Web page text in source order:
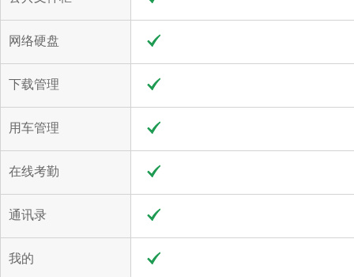
网络硬盘
下载管理
用车管理
在线考勤
通讯录
我的